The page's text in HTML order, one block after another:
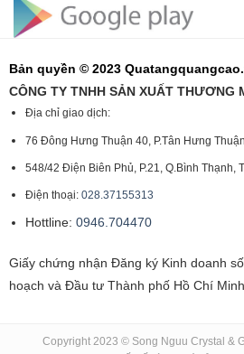
Bản quyền © 2023
CÔNG TY TNHH SẢN XUẤT THƯƠNG
Địa chỉ giao dịch:
76 Đông Hưng Thuận 40, P.Tân Hưng
548/42 Điện Biên Phủ, P.21, Q.Bình Thạnh,
Điện thoại: 028.37155313
Hottline: 0946.704470
Giấy chứng nhận Đăng ký Kinh doanh
hoạch và Đầu tư Thành phố Hồ Chí
Copyright 2023 © Song Nguu Crystal &